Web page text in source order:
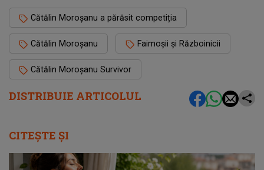
DISTRIBUIE ARTICOLUL
Cătălin Moroșanu a părăsit competiția
Cătălin Moroşanu Faimoşii şi Războinicii
Cătălin Moroșanu Survivor
CITEȘTE ȘI